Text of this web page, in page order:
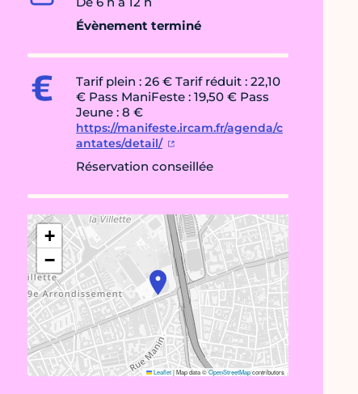
Évènement terminé
Tarif plein : 26 € Tarif réduit : 22,10
€ Pass ManiFeste : 19,50 € Pass
Jeune : 8 €
https://manifeste.ircam.fr/agenda/c
antates/detail/
Réservation conseillée
+
−
Leaflet|Map data ©OpenStreetMapcontributors